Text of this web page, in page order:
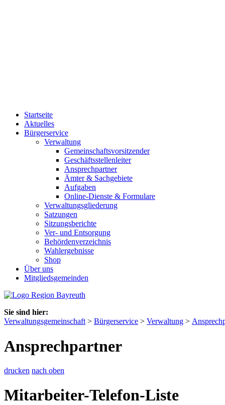
Startseite
Aktuelles
Bürgerservice
Verwaltung
Gemeinschaftsvorsitzender
Geschäftsstellenleiter
Ansprechpartner
Ämter & Sachgebiete
Aufgaben
Online-Dienste & Formulare
Verwaltungsgliederung
Satzungen
Sitzungsberichte
Ver- und Entsorgung
Behördenverzeichnis
Wahlergebnisse
Shop
Über uns
Mitgliedsgemeinden
Sie sind hier:
Verwaltungsgemeinschaft > Bürgerservice > Verwaltung >
Ansprechpartner
drucken nach oben
Mitarbeiter-Telefon-Liste